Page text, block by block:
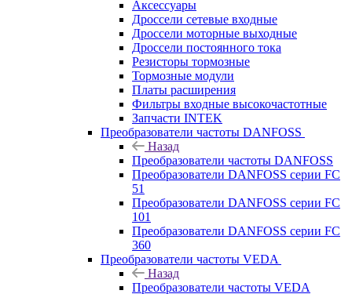
Аксессуары
Дроссели сетевые входные
Дроссели моторные выходные
Дроссели постоянного тока
Резисторы тормозные
Тормозные модули
Платы расширения
Фильтры входные высокочастотные
Запчасти INTEK
Преобразователи частоты DANFOSS
Назад
Преобразователи частоты DANFOSS
Преобразователи DANFOSS серии FC
51
Преобразователи DANFOSS серии FC
101
Преобразователи DANFOSS серии FC
360
Преобразователи частоты VEDA
Назад
Преобразователи частоты VEDA